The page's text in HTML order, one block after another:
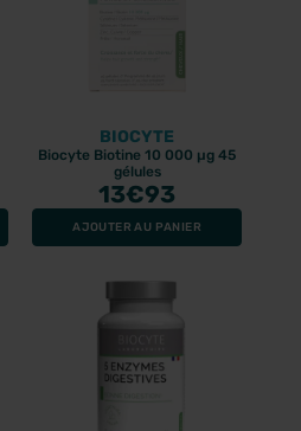
BIOCYTE
Biocyte Biotine 10 000 µg 45
gélules
13€93
AJOUTER AU PANIER